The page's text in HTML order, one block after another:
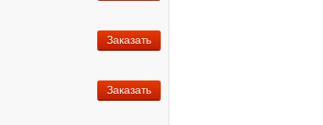
Заказать
Заказать